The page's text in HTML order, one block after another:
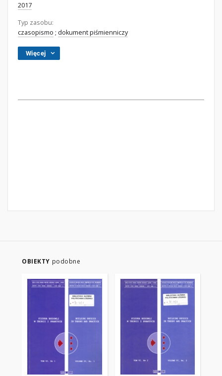
2017
Typ zasobu:
czasopismo ; dokument piśmienniczy
Więcej
OBIEKTY podobne